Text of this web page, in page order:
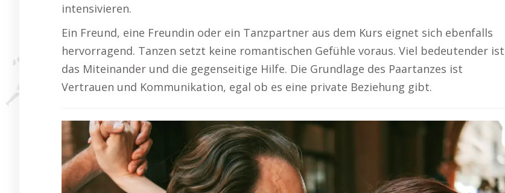
intensivieren.
Ein Freund, eine Freundin oder ein Tanzpartner aus dem Kurs eignet sich ebenfalls
hervorragend. Tanzen setzt keine romantischen Gefühle voraus. Viel bedeutender ist
das Miteinander und die gegenseitige Hilfe. Die Grundlage des Paartanzes ist
Vertrauen und Kommunikation, egal ob es eine private Beziehung gibt.